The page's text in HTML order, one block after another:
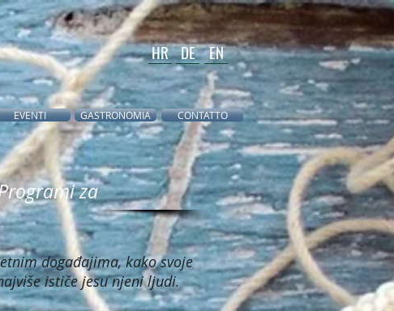
HR DE EN
EVENTI GASTRONOMIA CONTATTO
za
događajima, kako svoje
ističe jesu njeni ljudi.